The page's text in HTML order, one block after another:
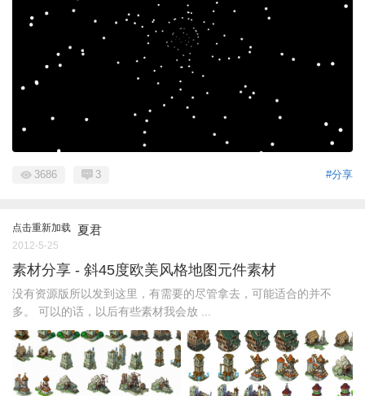
#分享
3686 3
点击重新加载 夏君
2012-5-25
素材分享 - 斜45度欧美风格地图元件素材
没有资源版所以发到这里，有需要的尽管拿去，可能适合的并不
多。 可以的话，以后有些素材我会放 ...